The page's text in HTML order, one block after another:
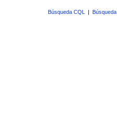
Búsqueda CQL